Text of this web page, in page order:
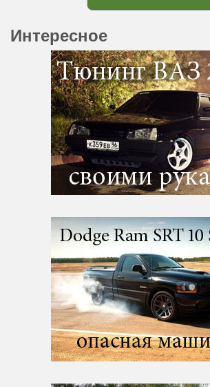
Интересное